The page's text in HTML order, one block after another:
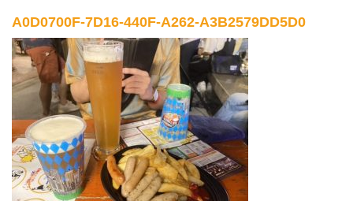
A0D0700F-7D16-440F-A262-A3B2579DD5D0